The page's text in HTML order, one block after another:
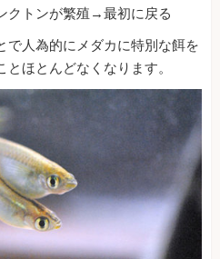
クトンが繁殖→最初に戻る
で人為的にメダカに特別な餌を
ほとんどなくなります。